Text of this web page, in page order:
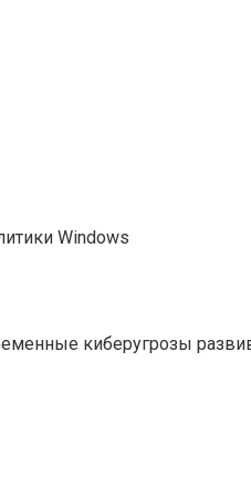
Windows
киберугрозы